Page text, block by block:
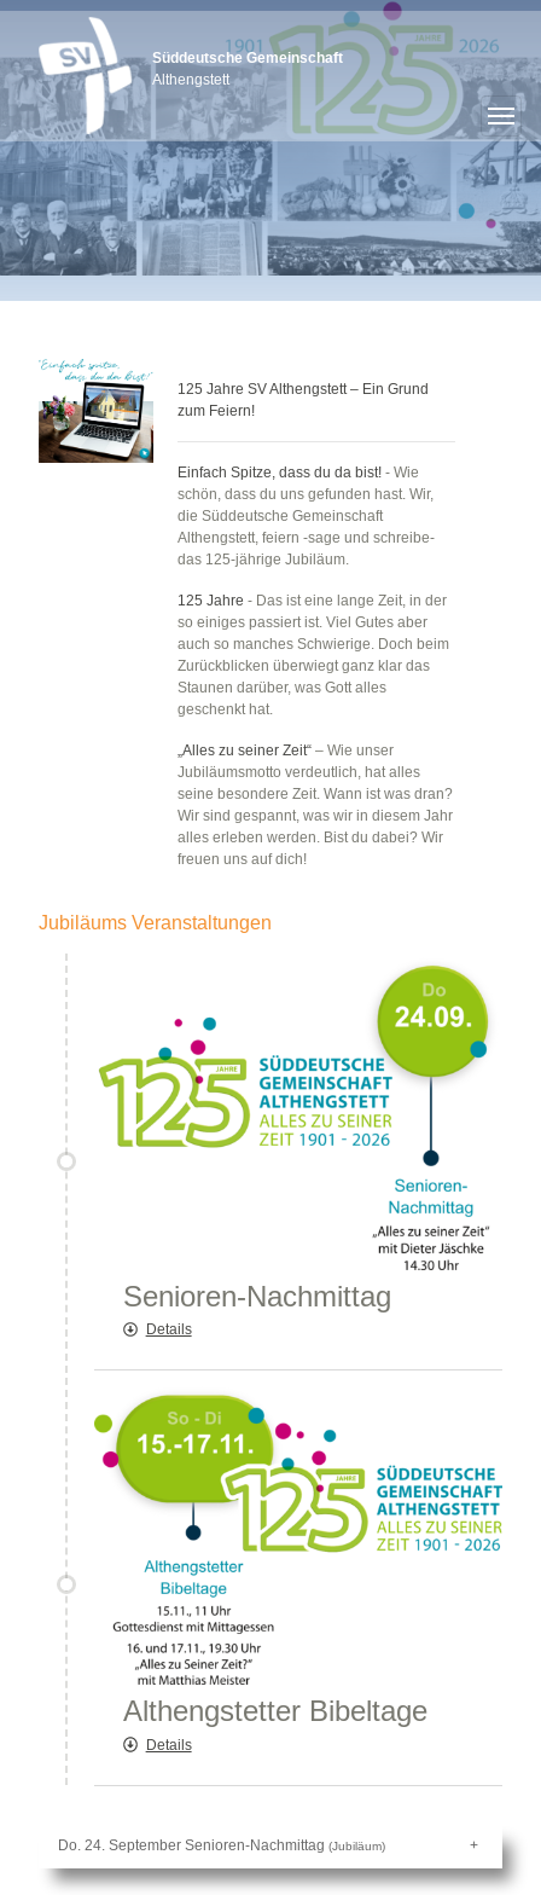
Süddeutsche Gemeinschaft
Althengstett
125 Jahre SV Althengstett – Ein Grund
zum Feiern!
Einfach Spitze, dass du da bist!- Wie
schön, dass du uns gefunden hast. Wir,
die Süddeutsche Gemeinschaft
Althengstett, feiern -sage und schreibe-
das 125-jährige Jubiläum.
125 Jahre - Das ist eine lange Zeit, in der
so einiges passiert ist. Viel Gutes aber
auch so manches Schwierige. Doch beim
Zurückblicken überwiegt ganz klar das
Staunen darüber, was Gott alles
geschenkt hat.
„Alles zu seiner Zeit“– Wie unser
Jubiläumsmotto verdeutlich, hat alles
seine besondere Zeit. Wann ist was dran?
Wir sind gespannt, was wir in diesem Jahr
alles erleben werden. Bist du dabei? Wir
freuen uns auf dich!
Jubiläums Veranstaltungen
Senioren-Nachmittag
Details
Althengstetter Bibeltage
Details
Do. 24. September Senioren-Nachmittag (Jubiläum)